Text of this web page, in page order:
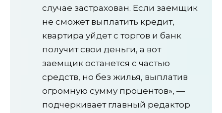
случае застрахован. Если заемщик
не сможет выплатить кредит,
квартира уйдет с торгов и банк
получит свои деньги, а вот
заемщик останется с частью
средств, но без жилья, выплатив
огромную сумму процентов», —
подчеркивает главный редактор